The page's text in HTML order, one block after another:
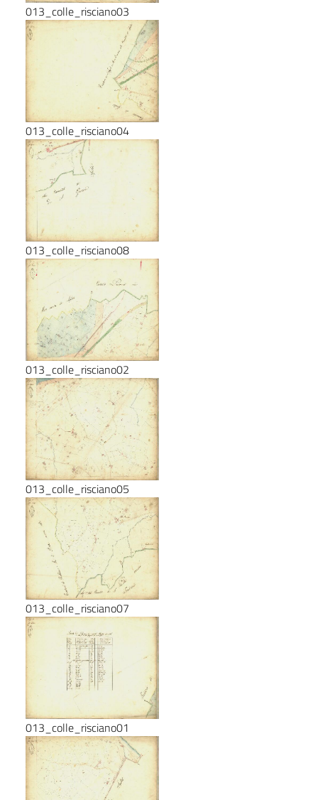
013_colle_risciano03
013_colle_risciano04
013_colle_risciano08
013_colle_risciano02
013_colle_risciano05
013_colle_risciano07
013_colle_risciano01